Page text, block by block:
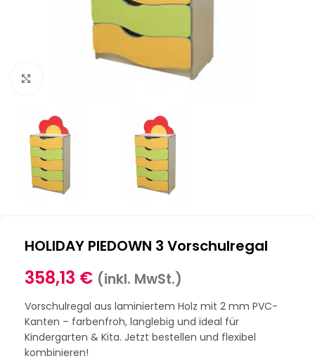
HOLIDAY PIEDOWN 3 Vorschulregal
358,13 € (inkl. MwSt.)
Vorschulregal aus laminiertem Holz mit 2 mm PVC-
Kanten – farbenfroh, langlebig und ideal für
Kindergarten & Kita. Jetzt bestellen und flexibel
kombinieren!